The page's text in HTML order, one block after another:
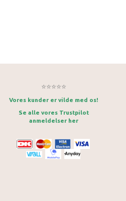
⭐⭐⭐⭐⭐
Vores kunder er vilde med os!
Se alle vores Trustpilot
anmeldelser her